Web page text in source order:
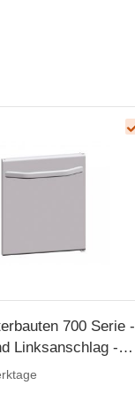
700 Serie -
Linksanschlag -